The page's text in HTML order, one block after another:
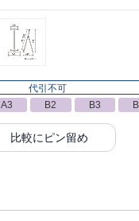
代引不可
A3 B2 B3
比較にピン留め